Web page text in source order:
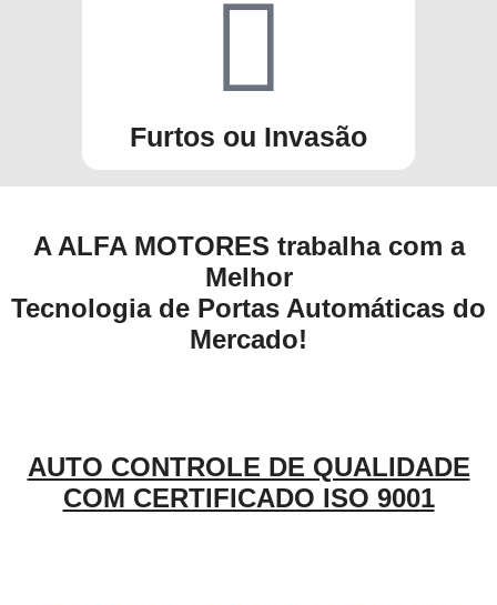
Furtos ou Invasão
A ALFA MOTORES trabalha com a
Melhor
Tecnologia de Portas Automáticas do
Mercado!
AUTO CONTROLE DE QUALIDADE
COM CERTIFICADO ISO 9001